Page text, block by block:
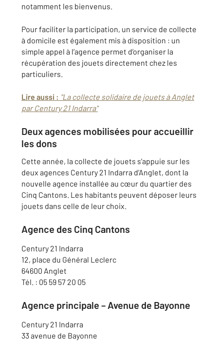
notamment les bienvenus.
Pour faciliter la participation, un service de collecte
à domicile est également mis à disposition : un
simple appel à l’agence permet d’organiser la
récupération des jouets directement chez les
particuliers.
Lire aussi : "La collecte solidaire de jouets à Anglet
par Century 21 Indarra"
Deux agences mobilisées pour accueillir
les dons
Cette année, la collecte de jouets s’appuie sur les
deux agences Century 21 Indarra d’Anglet, dont la
nouvelle agence installée au cœur du quartier des
Cinq Cantons. Les habitants peuvent déposer leurs
jouets dans celle de leur choix.
Agence des Cinq Cantons
Century 21 Indarra
12, place du Général Leclerc
64600 Anglet
Tél. : 05 59 57 20 05
Agence principale – Avenue de Bayonne
Century 21 Indarra
33 avenue de Bayonne